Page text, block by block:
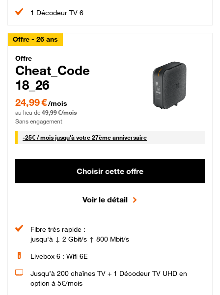
1 Décodeur TV 6
Offre - 26 ans
Cheat_Code Fibre_18_26
Offre
Cheat_Code
18_26
24,99 € par mois pendant 0 mois puis 49,99 € par mois, Sans engagement
24,99 €/mois
au lieu de 49,99 €/mois
Sans engagement
-25€ / mois25 € par mois
jusqu'à votre 27ème anniversaire
Choisir cette offre
Voir le détail
Fibre très rapide :
jusqu'à ↓ 2 Gbit/s ↑ 800 Mbit/s
Livebox 6 : Wifi 6E
Jusqu’à 200 chaînes TV + 1 Décodeur TV UHD en
option à 5€/mois